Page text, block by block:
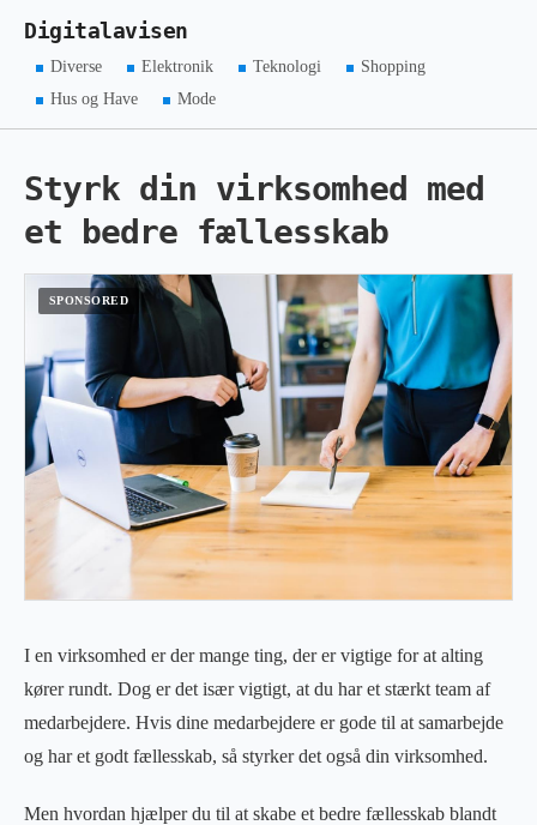
Digitalavisen
Diverse Elektronik Teknologi
Shopping
Hus og Have
Mode
Styrk din virksomhed med
et bedre fællesskab
I en virksomhed er der mange ting, der er vigtige for at alting
kører rundt. Dog er det især vigtigt, at du har et stærkt team af
medarbejdere. Hvis dine medarbejdere er gode til at samarbejde
og har et godt fællesskab, så styrker det også din virksomhed.
Men hvordan hjælper du til at skabe et bedre fællesskab blandt